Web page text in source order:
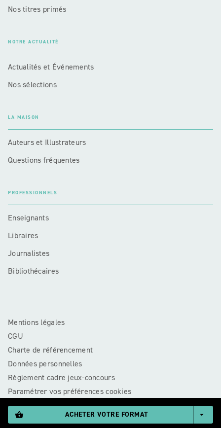
shopping_basket ACHETER VOTRE FORMAT arrow_drop_down
Nos titres primés
NOTRE ACTUALITÉ
Actualités et Événements
Nos sélections
LA MAISON
Auteurs et Illustrateurs
Questions fréquentes
PROFESSIONNELS
Enseignants
Libraires
Journalistes
Bibliothécaires
Mentions légales
CGU
Charte de référencement
Données personnelles
Règlement cadre jeux-concours
Paramétrer vos préférences cookies